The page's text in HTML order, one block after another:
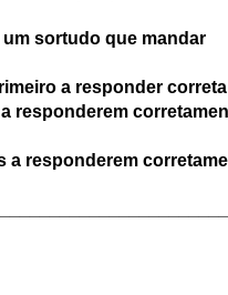
sortudo que mandar
a responder
responderem
a responderem